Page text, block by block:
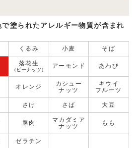
で塗られたアレルギー物質が含まれ
くるみ 小麦 そば
落花生
（ピーナッツ） アーモンド あわび
オレンジ
カシュー
ナッツ
キウイ
フルーツ
さけ さば 大豆
豚肉
マカダミア
ナッツ
もも
ゼラチン